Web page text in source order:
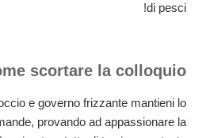
di pesci!
scortare la colloquio
e governo frizzante mantieni lo
provando ad appassionare la